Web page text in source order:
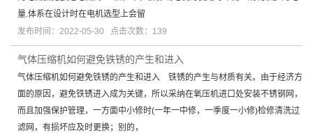
量.体系在设计时在电机选型上会留
发布时间：2022-05-30 点击次数：139
气体压缩机如何避免铁锈的产生和进入
气体压缩机如何避免铁锈的产生和进入 铁锈的产生与材质有关。由于经济方
面的原因，避免铁锈进入成为关键，所以采纳在氧压机进口处安装不锈钢网，
而且加强保护管理，一方面中小修时(一年一中修，一季度一小修)检修清洗过
滤网，有损坏应及时更换；别的，